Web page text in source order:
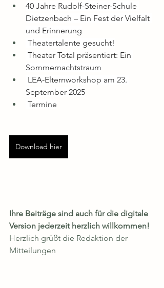
40 Jahre Rudolf-Steiner-Schule
Dietzenbach – Ein Fest der Vielfalt
und Erinnerung
Theatertalente gesucht!
Theater Total präsentiert: Ein
Sommernachtstraum
LEA-Elternworkshop am 23.
September 2025
Termine
Download hier
Ihre Beiträge sind auch für die digitale
Version jederzeit herzlich willkommen!
Herzlich grüßt die Redaktion der
Mitteilungen